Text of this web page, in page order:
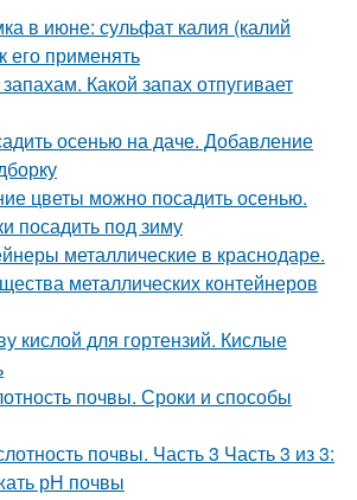
в июне: сульфат калия (калий
его применять
Какой запах отпугивает
осенью на даче. Добавление
цветы можно посадить осенью.
посадить под зиму
металлические в краснодаре.
металлических контейнеров
кислой для гортензий. Кислые
почвы. Сроки и способы
почвы. Часть 3 Часть 3 из 3:
рН почвы